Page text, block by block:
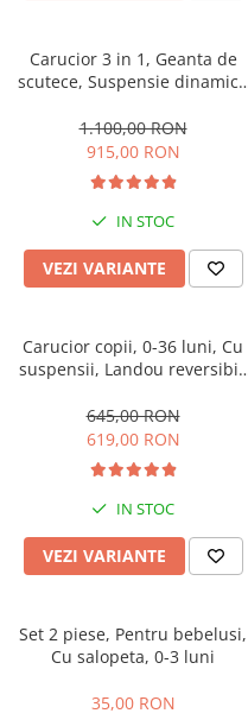
Carucior 3 in 1, Geanta de
scutece, Suspensie dinamica
aluminiu
1.100,00 RON
915,00 RON
IN STOC
VEZI VARIANTE
Carucior copii, 0-36 luni, Cu
suspensii, Landou reversibil,
Roata cauciuc
645,00 RON
619,00 RON
IN STOC
VEZI VARIANTE
Set 2 piese, Pentru bebelusi,
Cu salopeta, 0-3 luni
35,00 RON